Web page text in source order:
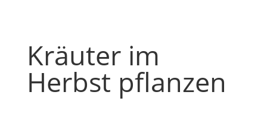
Kräuter im
Herbst pflanzen